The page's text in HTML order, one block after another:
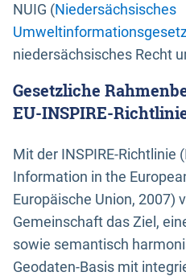
NUIG (Niedersächsisches
niedersächsisches Recht
Gesetzliche
EU-INSPIRE-
Mit der INSPIRE-Richtlinie
Information in the
Europäische Union, 2007)
Gemeinschaft das Ziel,
sowie semantisch
Geodaten-Basis mit